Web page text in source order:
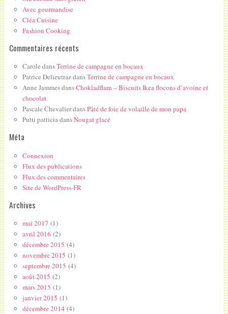
Avec gourmandise
Cléa Cuisine
Fashion Cooking
Commentaires récents
Carole dansTerrine de campagne en bocaux
Patrice DelieutrazdansTerrine de campagne en bocaux
Anne JammesdansChokladflarn – Biscuits Ikea flocons d’avoine et
chocolat
Pascale ChevalierdansPâté de foie de volaille de mon papa
Putti patticiadansNougat glacé
Méta
Connexion
Flux des publications
Flux des commentaires
Site de WordPress-FR
Archives
mai 2017 (1)
avril 2016 (2)
décembre 2015 (4)
novembre 2015 (1)
septembre 2015 (4)
août 2015 (2)
mars 2015 (1)
janvier 2015 (1)
décembre 2014(4)